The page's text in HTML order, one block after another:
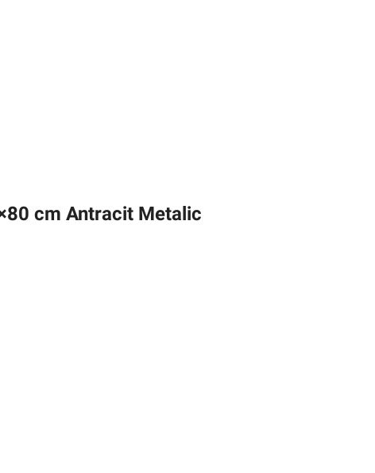
cm Antracit Metalic